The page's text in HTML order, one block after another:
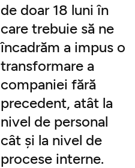
de doar 18 luni în
care trebuie să ne
încadrăm a impus o
transformare a
companiei fără
precedent, atât la
nivel de personal
cât și la nivel de
procese interne.